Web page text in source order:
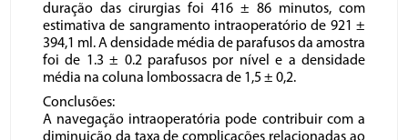
duração das cirurgias foi 416 ± 86 minutos, com
estimativa de sangramento intraoperatório de 921 ±
394,1 ml. A densidade média de parafusos da amostra
foi de 1.3 ± 0.2 parafusos por nível e a densidade
média na coluna lombossacra de 1,5 ± 0,2.
Conclusões:
A navegação intraoperatória pode contribuir com a